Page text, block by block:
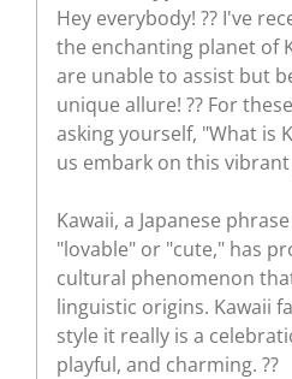
Hey everybody! ?? I've
the enchanting planet of
are unable to assist but
unique allure! ?? For
asking yourself, "What is
us embark on this
Kawaii, a Japanese
"lovable" or "cute," has
cultural phenomenon
linguistic origins. Kawaii
style it really is a
playful, and charming. ??